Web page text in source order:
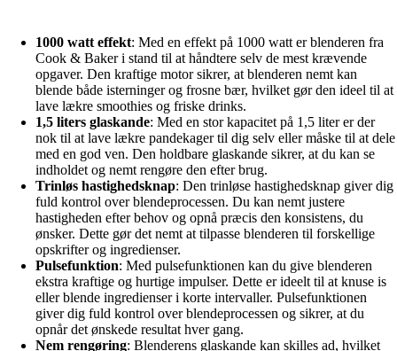
1000 watt effekt: Med en effekt på 1000 watt er blenderen fra
Cook & Baker i stand til at håndtere selv de mest krævende
opgaver. Den kraftige motor sikrer, at blenderen nemt kan
blende både isterninger og frosne bær, hvilket gør den ideel til at
lave lækre smoothies og friske drinks.
1,5 liters glaskande: Med en stor kapacitet på 1,5 liter er der
nok til at lave lækre pandekager til dig selv eller måske til at dele
med en god ven. Den holdbare glaskande sikrer, at du kan se
indholdet og nemt rengøre den efter brug.
Trinløs hastighedsknap: Den trinløse hastighedsknap giver dig
fuld kontrol over blendeprocessen. Du kan nemt justere
hastigheden efter behov og opnå præcis den konsistens, du
ønsker. Dette gør det nemt at tilpasse blenderen til forskellige
opskrifter og ingredienser.
Pulsefunktion: Med pulsefunktionen kan du give blenderen
ekstra kraftige og hurtige impulser. Dette er ideelt til at knuse is
eller blende ingredienser i korte intervaller. Pulsefunktionen
giver dig fuld kontrol over blendeprocessen og sikrer, at du
opnår det ønskede resultat hver gang.
Nem rengøring: Blenderens glaskande kan skilles ad, hvilket